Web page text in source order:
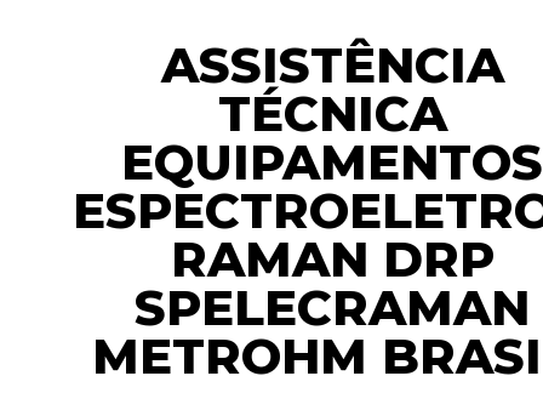
ASSISTÊNCIA
TÉCNICA
EQUIPAMENTOS
RAMAN DRP
SPELECRAMAN
METROHM